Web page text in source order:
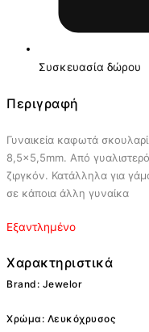
Συσκευασία δώρου
Περιγραφή
Γυναικεία καφωτά
8,5×5,5mm. Από
ζιργκόν. Κατάλληλα για
σε κάποια άλλη γυναίκα
Εξαντλημένο
Χαρακτηριστικά
Brand: Jewelor
Χρώμα: Λευκόχρυσος